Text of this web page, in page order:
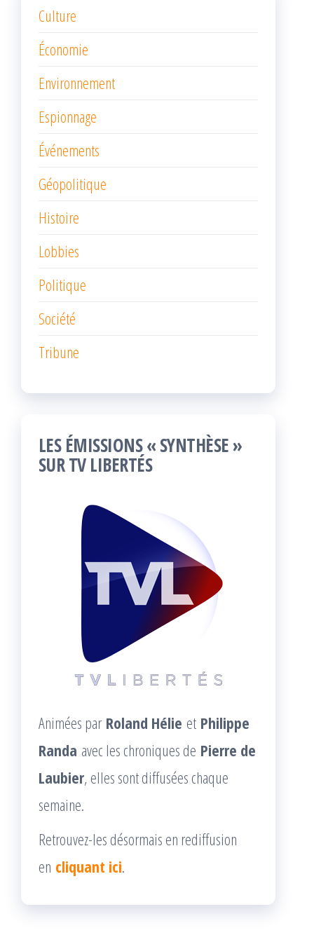
Culture
Économie
Environnement
Espionnage
Événements
Géopolitique
Histoire
Lobbies
Politique
Société
Tribune
LES ÉMISSIONS « SYNTHÈSE »
SUR TV LIBERTÉS
Animées par Roland Hélie et Philippe
Randa avec les chroniques de Pierre de
Laubier, elles sont diffusées chaque
semaine.
Retrouvez-les désormais en rediffusion
en cliquant ici.